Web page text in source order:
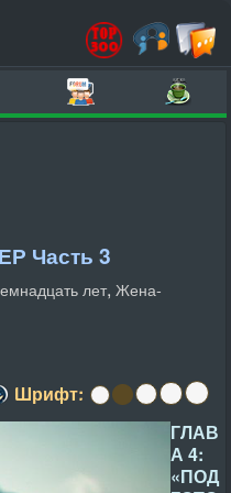
Часть 3
лет, Жена-
Шрифт:
ГЛАВ
А 4:
«ПОД